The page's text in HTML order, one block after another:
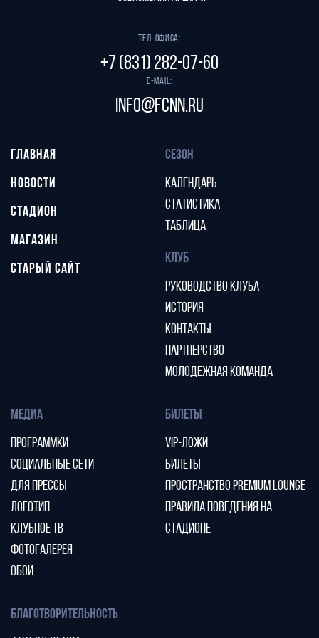
Тел. офиса:
+7 (831) 282-07-60
E-mail:
info@fcnn.ru
ГЛАВНАЯ
НОВОСТИ
СТАДИОН
МАГАЗИН
СТАРЫЙ САЙТ
СЕЗОН
КАЛЕНДАРЬ
СТАТИСТИКА
ТАБЛИЦА
КЛУБ
РУКОВОДСТВО КЛУБА
ИСТОРИЯ
КОНТАКТЫ
ПАРТНЕРСТВО
МОЛОДЕЖНАЯ КОМАНДА
МЕДИА
ПРОГРАММКИ
СОЦИАЛЬНЫЕ СЕТИ
ДЛЯ ПРЕССЫ
ЛОГОТИП
КЛУБНОЕ ТВ
ФОТОГАЛЕРЕЯ
ОБОИ
БИЛЕТЫ
VIP-ЛОЖИ
БИЛЕТЫ
ПРОСТРАНСТВО PREMIUM LOUNGE
ПРАВИЛА ПОВЕДЕНИЯ НА
СТАДИОНЕ
БЛАГОТВОРИТЕЛЬНОСТЬ